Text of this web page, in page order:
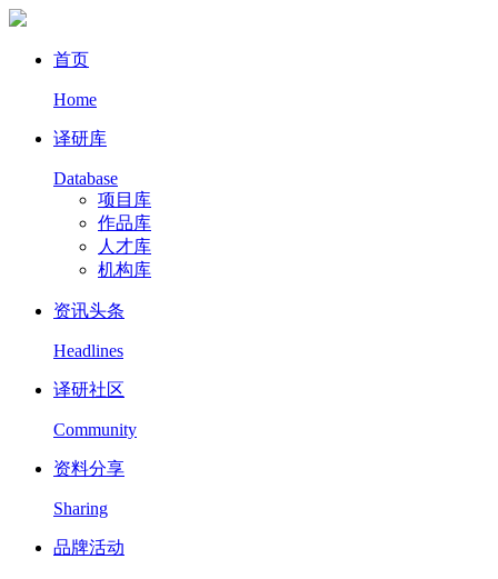
首页
Home
译研库
Database
项目库
作品库
人才库
机构库
资讯头条
Headlines
译研社区
Community
资料分享
Sharing
品牌活动